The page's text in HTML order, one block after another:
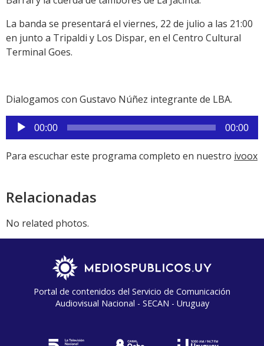
La banda se presentará el viernes, 22 de julio a las 21:00
en junto a Tripaldi y Los Dispar, en el Centro Cultural
Terminal Goes.
Dialogamos con Gustavo Núñez integrante de LBA.
de
audio
00:00 00:00
Para escuchar este programa completo en nuestro ivoox
Relacionadas
No related photos.
Portal de contenidos del Servicio de Comunicación
Audiovisual Nacional - SECAN - Uruguay